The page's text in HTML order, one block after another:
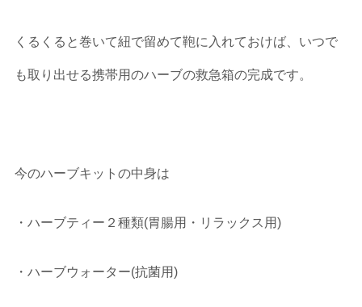
くるくると巻いて紐で留めて鞄に入れておけば、いつで
も取り出せる携帯用のハーブの救急箱の完成です。
今のハーブキットの中身は
・ハーブティー２種類(胃腸用・リラックス用)
・ハーブウォーター(抗菌用)